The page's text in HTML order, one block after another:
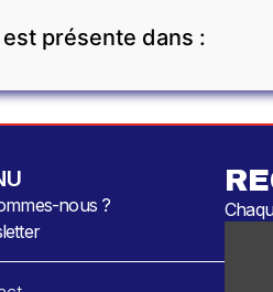
présente dans :
nous ?